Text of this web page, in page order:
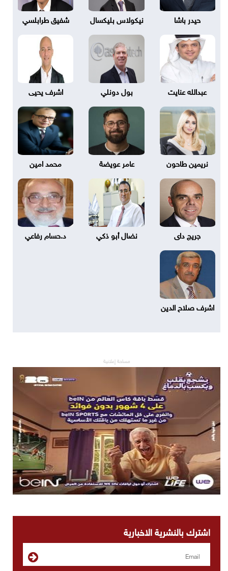
حيدر باشا نيكولاس بليكسال شفيق طرابلسي
عبدالله عنايت بول دونلي اشرف يحيى
نريمين طاحون عامر عويضة محمد امين
جريج داى نضال أبو ذكي د.حسام رفاعي
اشرف صلاح الدين
مساحة إعلانية
اشترك بالنشرية الاخبارية